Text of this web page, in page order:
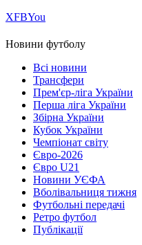
ХFBYou
Новини футболу
Всі новини
Трансфери
Прем'єр-ліга України
Перша ліга України
Збірна України
Кубок України
Чемпіонат світу
Євро-2026
Євро U21
Новини УЄФА
Вболівальниця тижня
Футбольні передачі
Ретро футбол
Публікації